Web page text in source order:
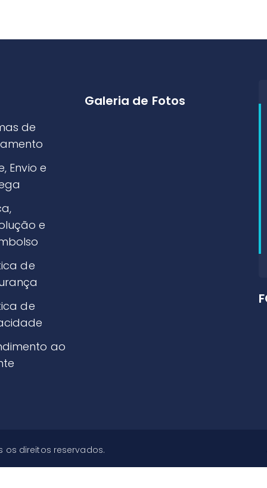
de
Envio e
e
de
de
ao
Galeria de Fotos
os direitos reservados.